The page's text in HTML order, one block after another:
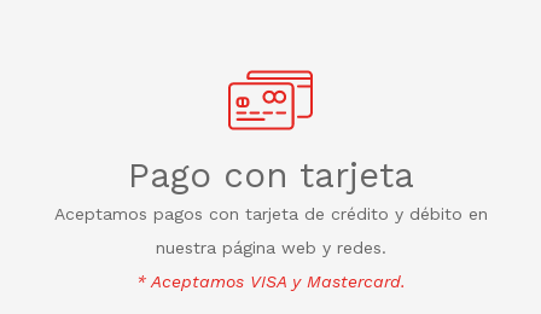
Pago con tarjeta
Aceptamos pagos con tarjeta de crédito y débito en
nuestra página web y redes.
* Aceptamos VISA y Mastercard.